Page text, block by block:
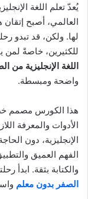
يُعدّ تعلم اللغة
العالمي، أصبح إتقان
لها. ولكن، قد تبدو
للكثيرين، خاصةً لمن
اللغة الإنجليزية من
واضحة ومبسطة.
هذا الكورس مصمم
الأدوات والمعرفة
الإنجليزية، دون
الفهم العميق
والكتابة بثقة. ابدأ
الصفر بدون معلم